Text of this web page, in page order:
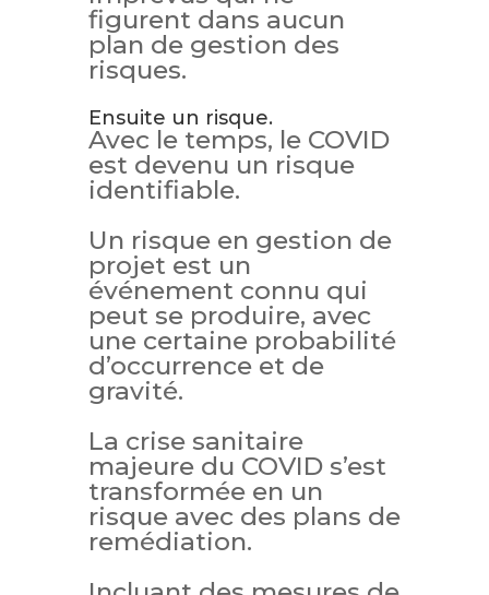
figurent dans aucun
plan de gestion des
risques.
Ensuite un risque.
Avec le temps, le COVID
est devenu un risque
identifiable.
Un risque en gestion de
projet est un
événement connu qui
peut se produire, avec
une certaine probabilité
d’occurrence et de
gravité.
La crise sanitaire
majeure du COVID s’est
transformée en un
risque avec des plans de
remédiation.